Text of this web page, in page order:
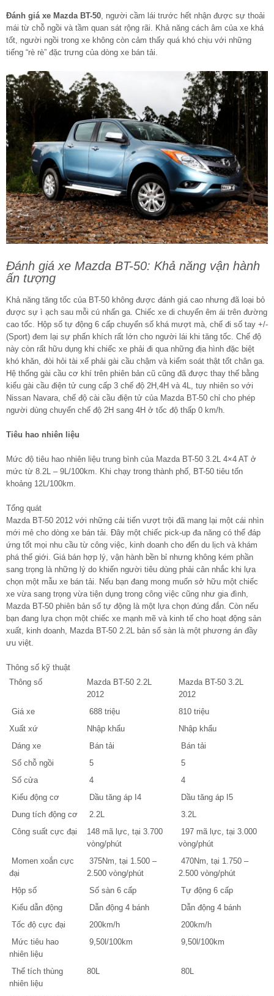
Đánh giá xe Mazda BT-50, người cầm lái trước hết nhận được sự thoải
mái từ chỗ ngồi và tầm quan sát rộng rãi. Khả năng cách âm của xe khá
tốt, người ngồi trong xe không còn cảm thấy quá khó chịu với những
tiếng “rè rè” đặc trưng của dòng xe bán tải.
Đánh giá xe Mazda BT-50: Khả năng vận hành
ấn tượng
Khả năng tăng tốc của BT-50 không được đánh giá cao nhưng đã loại bỏ
được sự ì ạch sau mỗi cú nhấn ga. Chiếc xe di chuyển êm ái trên đường
cao tốc. Hộp số tự động 6 cấp chuyển số khá mượt mà, chế đi số tay +/-
(Sport) đem lại sự phấn khích rất lớn cho người lái khi tăng tốc. Chế độ
này còn rất hữu dụng khi chiếc xe phải đi qua những địa hình đặc biệt
khó khăn, đòi hỏi tài xế phải gài cầu chậm và kiểm soát thật tốt chân ga.
Hệ thống gài cầu cơ khí trên phiên bản cũ cũng đã được thay thế bằng
kiểu gài cầu điện tử cung cấp 3 chế độ 2H,4H và 4L, tuy nhiên so với
Nissan Navara, chế độ cài cầu điện tử của Mazda BT-50 chỉ cho phép
người dùng chuyển chế độ 2H sang 4H ở tốc độ thấp 0 km/h.
Tiêu hao nhiên liệu
Mức độ tiêu hao nhiên liệu trung bình của Mazda BT-50 3.2L 4×4 AT ở
mức từ 8.2L – 9L/100km. Khi chạy trong thành phố, BT-50 tiêu tốn
khoảng 12L/100km.
Tổng quát
Mazda BT-50 2012 với những cải tiến vượt trội đã mang lại một cái nhìn
mới mẻ cho dòng xe bán tải. Đây một chiếc pick-up đa năng có thể đáp
ứng tốt mọi nhu cầu từ công việc, kinh doanh cho đến du lịch và khám
phá thế giới. Giá bán hợp lý, vận hành bền bỉ nhưng không kém phần
sang trọng là những lý do khiến người tiêu dùng phải cân nhắc khi lựa
chọn một mẫu xe bán tải. Nếu bạn đang mong muốn sở hữu một chiếc
xe vừa sang trọng vừa tiện dụng trong công việc cũng như gia đình,
Mazda BT-50 phiên bản số tự động là một lựa chọn đúng đắn. Còn nếu
bạn đang lựa chọn một chiếc xe mạnh mẽ và kinh tế cho hoạt động sản
xuất, kinh doanh, Mazda BT-50 2.2L bản số sàn là một phương án đầy
ưu việt.
Thông số kỹ thuật
Thông số
Mazda BT-50 2.2L
2012
Mazda BT-50 3.2L
2012
Giá xe
688 triệu
810 triệu
Xuất xứ
Nhập khẩu
Nhập khẩu
Dáng xe
Bán tải
Bán tải
Số chỗ ngồi
5
5
Số cửa
4
4
Kiểu động cơ
Dầu tăng áp I4
Dầu tăng áp I5
Dung tích động cơ
2.2L
3.2L
Công suất cực đại
148 mã lực, tại 3.700
vòng/phút
197 mã lực, tại 3.000
vòng/phút
Momen xoắn cực
đại
375Nm, tại 1.500 –
2.500 vòng/phút
470Nm, tại 1.750 –
2.500 vòng/phút
Hộp số
Số sàn 6 cấp
Tự động 6 cấp
Kiểu dẫn động
Dẫn động 4 bánh
Dẫn động 4 bánh
Tốc độ cực đại
200km/h
200km/h
Mức tiêu hao
nhiên liệu
9,50l/100km 9,50l/100km
Thể tích thùng
nhiên liệu
80L 80L